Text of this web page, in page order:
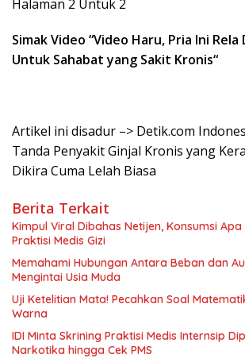
Halaman 2 Untuk 2
Simak Video “Video Haru, Pria Ini
Untuk Sahabat yang Sakit Kronis“
Artikel ini disadur –> Detik.com
Tanda Penyakit Ginjal Kronis yang
Dikira Cuma Lelah Biasa
Berita Terkait
Kimpul Viral Dibahas Netijen, Konsumsi Apa
Praktisi Medis Gizi
Memahami Hubungan Antara Beban dan
Mengintai Usia Muda
Uji Ketelitian Mata! Pecahkan Soal
Warna
IDI Minta Skrining Praktisi Medis Internsip
Narkotika hingga Cek PMS